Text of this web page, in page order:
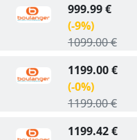
999.99 €
(-9%)
1099.00 €
1199.00 €
(-0%)
1199.00 €
1199.42 €